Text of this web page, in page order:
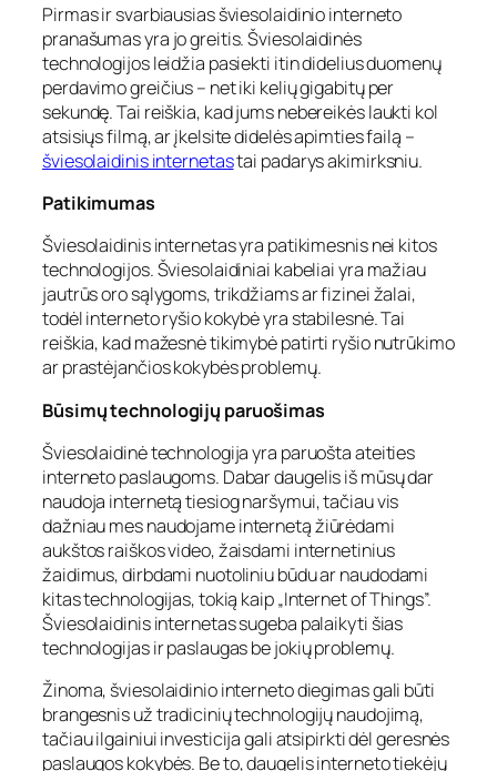
Pirmas ir svarbiausias šviesolaidinio interneto
pranašumas yra jo greitis. Šviesolaidinės
technologijos leidžia pasiekti itin didelius duomenų
perdavimo greičius – net iki kelių gigabitų per
sekundę. Tai reiškia, kad jums nebereikės laukti kol
atsisiųs filmą, ar įkelsite didelės apimties failą –
šviesolaidinis internetastai padarys akimirksniu.
Patikimumas
Šviesolaidinis internetas yra patikimesnis nei kitos
technologijos. Šviesolaidiniai kabeliai yra mažiau
jautrūs oro sąlygoms, trikdžiams ar fizinei žalai,
todėl interneto ryšio kokybė yra stabilesnė. Tai
reiškia, kad mažesnė tikimybė patirti ryšio nutrūkimo
ar prastėjančios kokybės problemų.
Būsimų technologijų paruošimas
Šviesolaidinė technologija yra paruošta ateities
interneto paslaugoms. Dabar daugelis iš mūsų dar
naudoja internetą tiesiog naršymui, tačiau vis
dažniau mes naudojame internetą žiūrėdami
aukštos raiškos video, žaisdami internetinius
žaidimus, dirbdami nuotoliniu būdu ar naudodami
kitas technologijas, tokią kaip „Internet of Things”.
Šviesolaidinis internetas sugeba palaikyti šias
technologijas ir paslaugas be jokių problemų.
Žinoma, šviesolaidinio interneto diegimas gali būti
brangesnis už tradicinių technologijų naudojimą,
tačiau ilgainiui investicija gali atsipirkti dėl geresnės
paslaugos kokybės. Be to, daugelis interneto tiekėjų